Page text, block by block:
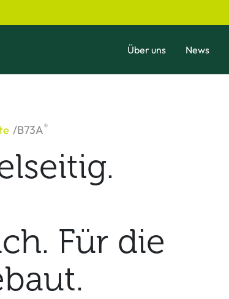
Über uns News
B73A®
Für die